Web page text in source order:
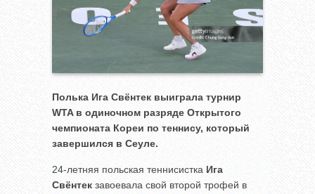
Полька Ига Свёнтек выиграла турнир
WTA в одиночном разряде Открытого
чемпионата Кореи по теннису, который
завершился в Сеуле.
24-летняя польская теннисистка Ига
Свёнтек завоевала свой второй трофей в